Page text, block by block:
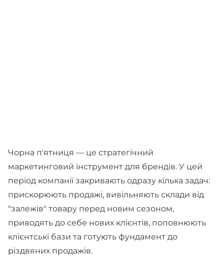
Чорна п'ятниця — це стратегічний
маркетинговий інструмент для брендів. У цей
період компанії закривають одразу кілька задач:
прискорюють продажі, вивільняють склади від
"залежів" товару перед новим сезоном,
приводять до себе нових клієнтів, поповнюють
клієнтські бази та готують фундамент до
різдвяних продажів.